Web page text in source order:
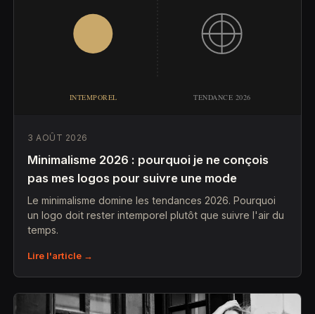
3 AOÛT 2026
Minimalisme 2026 : pourquoi je ne conçois
pas mes logos pour suivre une mode
Le minimalisme domine les tendances 2026. Pourquoi
un logo doit rester intemporel plutôt que suivre l'air du
temps.
Lire l'article →